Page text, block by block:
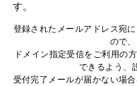
す。
登録されたメールアドレス宛
ので、
ドメイン指定受信をご利用の
できるよう、
受付完了メールが届かない場